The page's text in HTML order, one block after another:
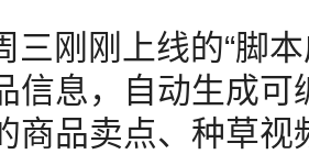
三刚刚上线的“脚
信息，自动生成
商品卖点、种草视